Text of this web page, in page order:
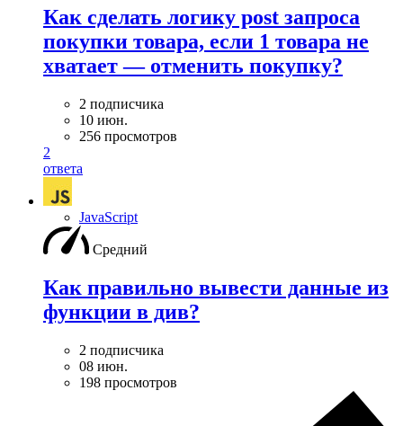
Как сделать логику post запроса
покупки товара, если 1 товара не
хватает — отменить покупку?
2 подписчика
10 июн.
256 просмотров
2
ответа
JavaScript
Средний
Как правильно вывести данные из
функции в див?
2 подписчика
08 июн.
198 просмотров